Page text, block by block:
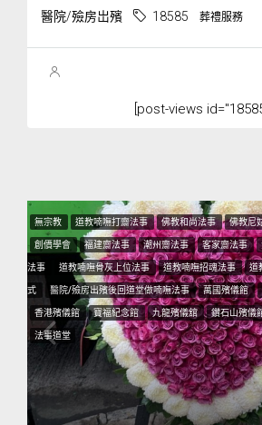
醫院/殮房岀殯 18585 葬禮服務
[post-views
無宗教 道教喃嘸打齋法事 佛教和尚法事 佛教尼
創價學會 福建齋法事 潮州齋法事 客家齋法事
法事 道教喃嘸骨灰上位法事 道教喃嘸招魂法事 道
式 醫院/殮房出殯後回道堂做喃嘸法事 萬國殯儀館
香港殯儀館 寶福紀念館 九龍殯儀舘 鑽石山殯儀
法事道堂